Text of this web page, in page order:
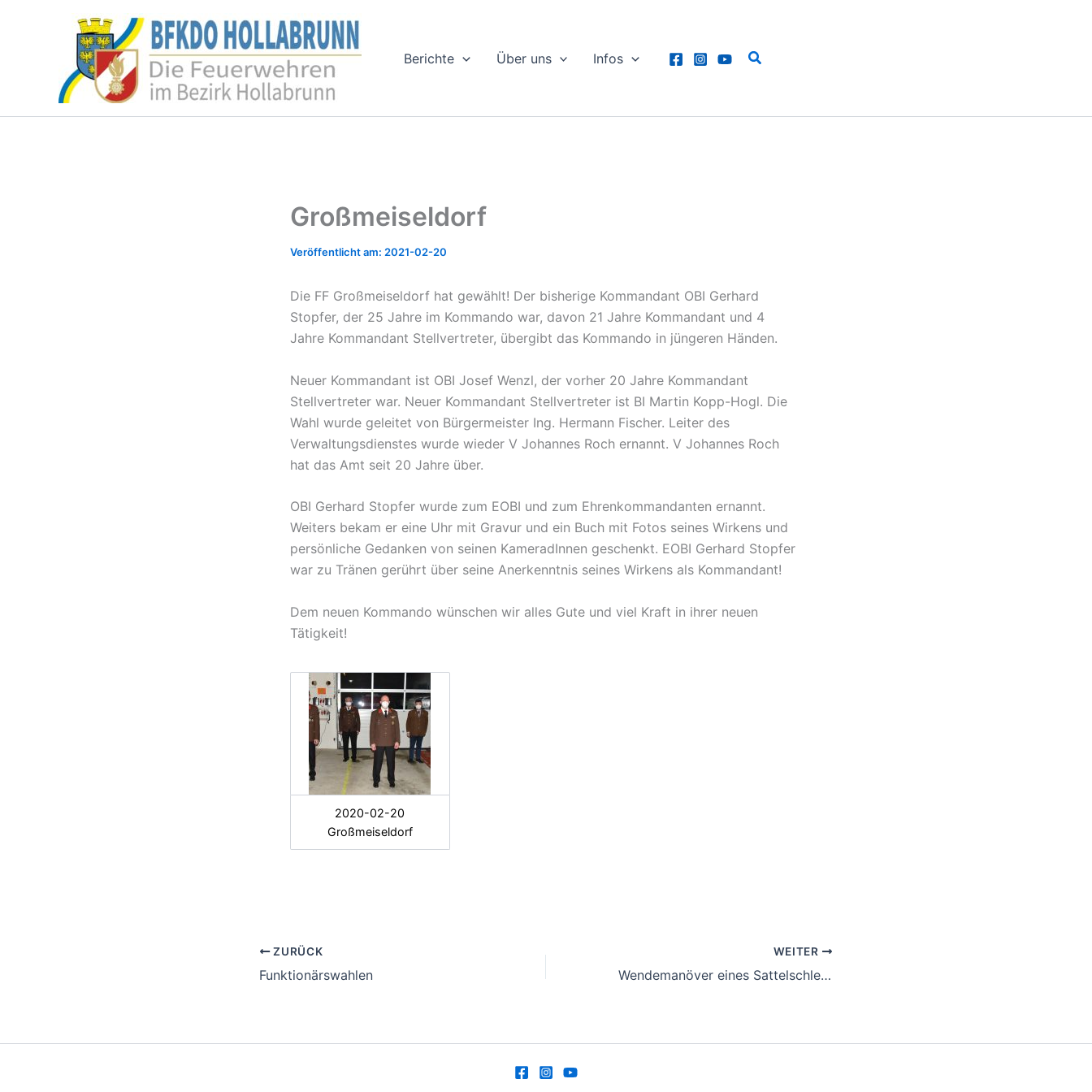
Berichte Über uns Infos Suchen
Großmeiseldorf
2021-02-20
Die FF Großmeiseldorf hat gewählt! Der bisherige Kommandant OBI Gerhard
Stopfer, der 25 Jahre im Kommando war, davon 21 Jahre Kommandant und 4
Jahre Kommandant Stellvertreter, übergibt das Kommando in jüngeren Händen.
Neuer Kommandant ist OBI Josef Wenzl, der vorher 20 Jahre Kommandant
Stellvertreter war. Neuer Kommandant Stellvertreter ist BI Martin Kopp-Hogl. Die
Wahl wurde geleitet von Bürgermeister Ing. Hermann Fischer. Leiter des
Verwaltungsdienstes wurde wieder V Johannes Roch ernannt. V Johannes Roch
hat das Amt seit 20 Jahre über.
OBI Gerhard Stopfer wurde zum EOBI und zum Ehrenkommandanten ernannt.
Weiters bekam er eine Uhr mit Gravur und ein Buch mit Fotos seines Wirkens und
persönliche Gedanken von seinen KameradInnen geschenkt. EOBI Gerhard Stopfer
war zu Tränen gerührt über seine Anerkenntnis seines Wirkens als Kommandant!
Dem neuen Kommando wünschen wir alles Gute und viel Kraft in ihrer neuen
Tätigkeit!
2020-02-20
Großmeiseldorf
ZURÜCK
Funktionärswahlen
WEITER
Wendemanöver eines Sattelschleppers scheitert!